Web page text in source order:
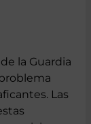
la Guardia
Las